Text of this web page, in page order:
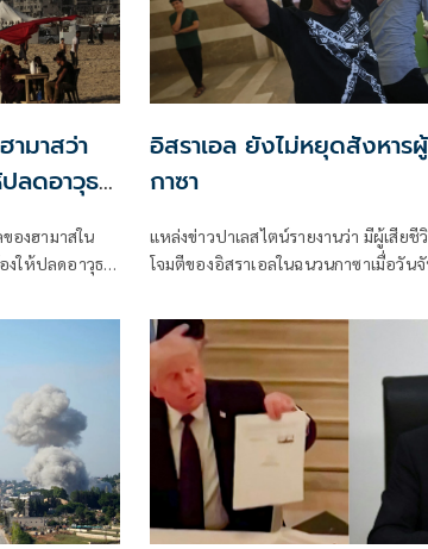
ามาสว่า
ลดอาวุธ
องฮามาสใน
งให้ปลดอาวุธ
อิสราเอล ยังไม่หยุดสังหาร
กาซา
แหล่งข่าวปาเลสไตน์รายงานว่า มีผู้เสียชี
โจมตีของอิสราเอลในฉนวนกาซาเมื่อวัน
รายและบาดเจ็บอีกหลายคนเมื่อโดรนขอ
กลุ่มพลเรือน